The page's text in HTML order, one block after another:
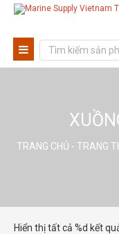
TRANG CHỦ - TRANG
Hiển thị tất cả %d kết